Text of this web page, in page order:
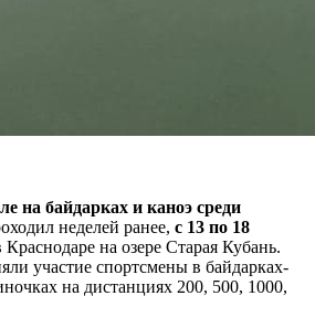
на байдарках и каноэ среди
неделей ранее, с 13 по 18
Краснодаре на озере Старая Кубань.
участие спортсмены в байдарках-
на дистанциях 200, 500, 1000,